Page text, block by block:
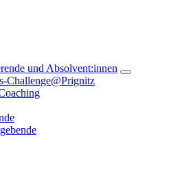
und Absolvent:innen
Challenge@Prignitz